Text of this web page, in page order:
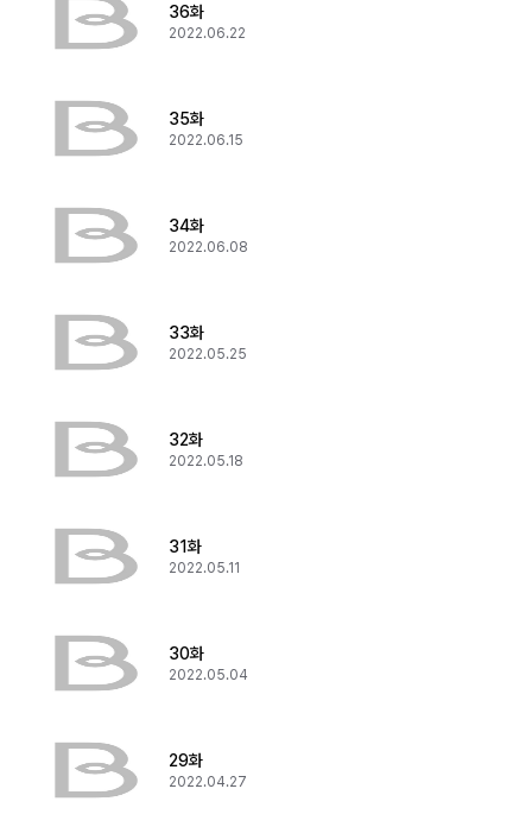
36화
2022.06.22
35화
2022.06.15
34화
2022.06.08
33화
2022.05.25
32화
2022.05.18
31화
2022.05.11
30화
2022.05.04
29화
2022.04.27